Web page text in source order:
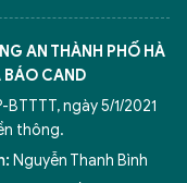
AN THÀNH PHỐ HÀ
BÁO CAND
ngày 5/1/2021
thông.
Nguyễn Thanh Bình